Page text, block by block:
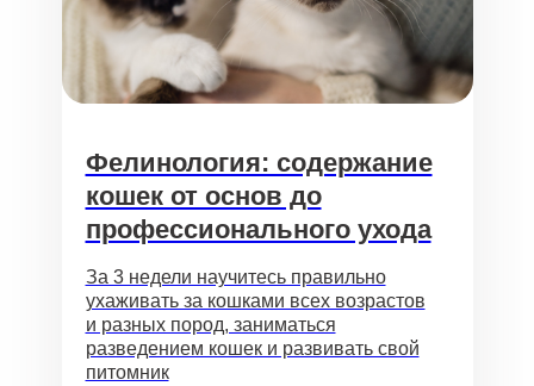
Фелинология: содержание
кошек от основ до
профессионального ухода
За 3 недели научитесь правильно
ухаживать за кошками всех возрастов
и разных пород, заниматься
разведением кошек и развивать свой
питомник